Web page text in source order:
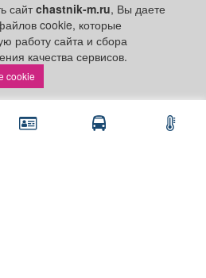
сайтchastnik-m.ru, Вы даете
cookie, которые
работу сайта и сбора
качества сервисов.
cookie
«На правах рекламы»,
рекламодателем.
за достоверность
рекламных материалах и